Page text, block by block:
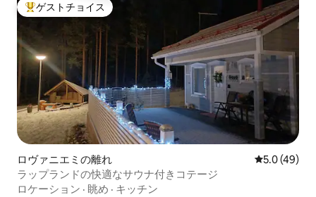
大好評のゲストチョイスです。
ゲストチョイス
ロヴァニエミの離れ レビュー49
5.0 (49)
ラップランドの快適なサウナ付きコテージ
ロケーション · 眺め · キッチン